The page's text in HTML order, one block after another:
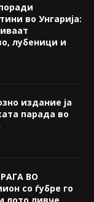
во Унгарија:
лубеници и
издание ја
парада во
ВО
со ѓубре го